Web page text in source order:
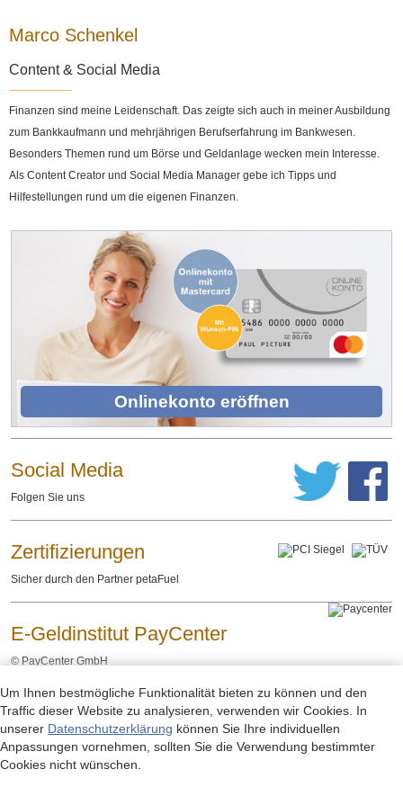
Marco Schenkel
Content & Social Media
Finanzen sind meine Leidenschaft. Das zeigte sich auch in meiner Ausbildung
zum Bankkaufmann und mehrjährigen Berufserfahrung im Bankwesen.
Besonders Themen rund um Börse und Geldanlage wecken mein Interesse.
Als Content Creator und Social Media Manager gebe ich Tipps und
Hilfestellungen rund um die eigenen Finanzen.
Onlinekonto eröffnen
Social Media
Folgen Sie uns
Zertifizierungen
Sicher durch den Partner petaFuel
E-Geldinstitut PayCenter
© PayCenter GmbH
Impressum - Datenschutzerklärung - Rechtliche Hinweise
Um Ihnen bestmögliche Funktionalität bieten zu können und den
Traffic dieser Website zu analysieren, verwenden wir Cookies. In
unserer Datenschutzerklärung können Sie Ihre individuellen
Anpassungen vornehmen, sollten Sie die Verwendung bestimmter
Cookies nicht wünschen.